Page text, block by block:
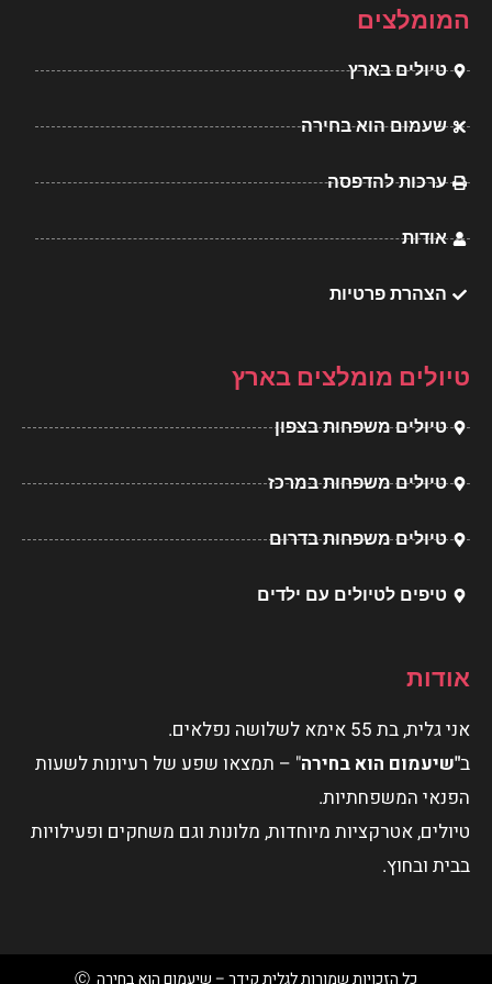
b
o
o
k
r
a
m
e
s
t
p
e
המומלצים
טיולים בארץ
שעמום הוא בחירה
ערכות להדפסה
אודות
הצהרת פרטיות
טיולים מומלצים בארץ
טיולים משפחות בצפון
טיולים משפחות במרכז
טיולים משפחות בדרום
טיפים לטיולים עם ילדים
אודות
אני גלית, בת 55 אימא לשלושה נפלאים.
ב"שיעמום הוא בחירה" – תמצאו שפע של רעיונות לשעות
הפנאי המשפחתיות.
טיולים, אטרקציות מיוחדות, מלונות וגם משחקים ופעילויות
בבית ובחוץ.